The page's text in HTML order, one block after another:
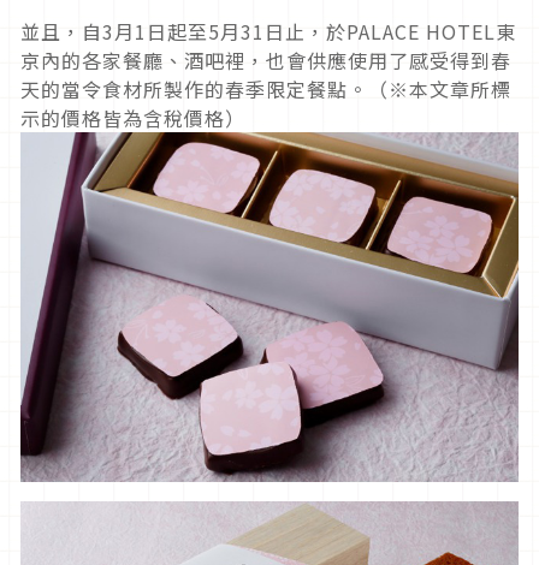
並且，自3月1日起至5月31日止，於PALACE HOTEL東
京內的各家餐廳、酒吧裡，也會供應使用了感受得到春
天的當令食材所製作的春季限定餐點。（※本文章所標
示的價格皆為含稅價格）